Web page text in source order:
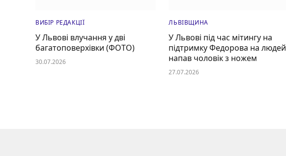
ВИБІР РЕДАКЦІЇ
У Львові влучання у дві
багатоповерхівки (ФОТО)
30.07.2026
ЛЬВІВЩИНА
У Львові під час мітингу на
підтримку Федорова на людей
напав чоловік з ножем
27.07.2026